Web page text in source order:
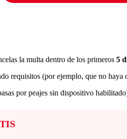
la multa dentro de los primeros 5
requisitos (por ejemplo, que no haya
por peajes sin dispositivo